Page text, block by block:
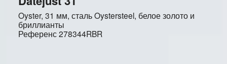
Oyster, 31 мм, сталь Oystersteel, белое золото и
бриллианты
Референс278344RBR